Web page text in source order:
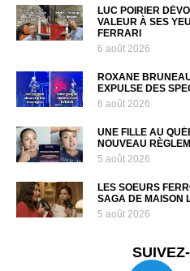
LUC POIRIER
VALEUR À SES
FERRARI
6 août 2026
ROXANE
EXPULSE DES
6 août 2026
UNE FILLE AU
NOUVEAU
5 août 2026
LES SOEURS
SAGA DE MAISON
5 août 2026